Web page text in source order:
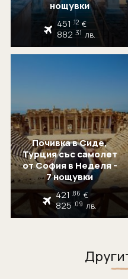
нощувки
451 .12 €
882 .31 лв.
Почивка в Сиде,
Турция със самолет
от София в Неделя -
7 нощувки
421 .86 €
825 .09 лв.